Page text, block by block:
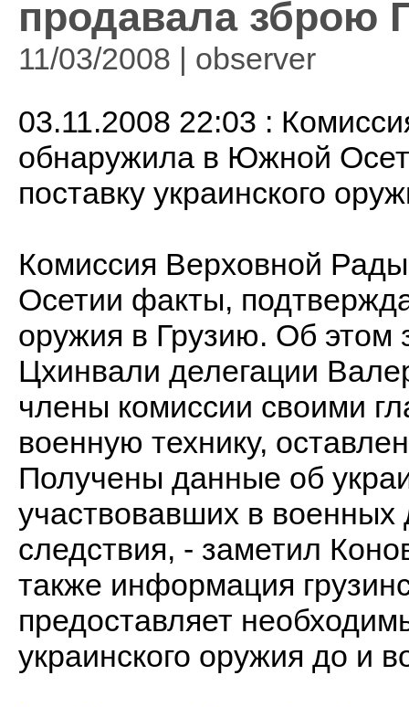
продавала зброю
11/03/2008 | observеr
03.11.2008 22:03 :
обнаружила в Южной
поставку украинского
Комиссия Верховной
Осетии факты,
оружия в Грузию. Об этом
Цхинвали делегации
члены комиссии своими
военную технику,
Получены данные об
участвовавших в
следствия, - заметил
также информация
предоставляет
украинского оружия до и